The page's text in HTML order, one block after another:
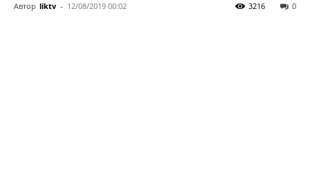
Автор liktv - 12/08/2019 00:02 0
3216